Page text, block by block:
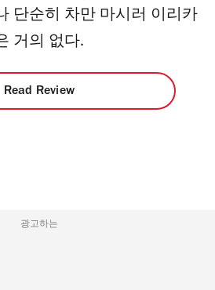
단순히 차만 마시러 이리카
거의 없다.
Read Review
광고하는